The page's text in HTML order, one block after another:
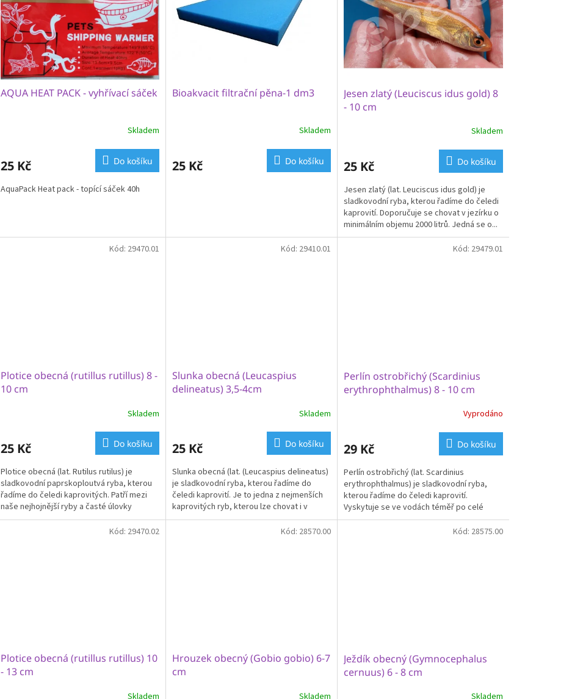
o
u
ů
p
u
AQUA HEAT PACK - vyhřívací sáček
Skladem
25 Kč Do košíku
AquaPack Heat pack - topící sáček 40h
Bioakvacit filtrační pěna-1 dm3
Skladem
25 Kč Do košíku
Jesen zlatý (Leuciscus idus gold) 8
- 10 cm
je
z
5
hvězdiček.
Skladem
25 Kč Do košíku
Jesen zlatý (lat. Leuciscus idus gold) je
sladkovodní ryba, kterou řadíme do čeledi
kaprovití. Doporučuje se chovat v jezírku o
minimálním objemu 2000 litrů. Jedná se o...
Plotice obecná (rutillus rutillus) 8 -
10 cm
Skladem
25 Kč Do košíku
Plotice obecná (lat. Rutilus rutilus) je
sladkovodní paprskoploutvá ryba, kterou
řadíme do čeledi kaprovitých. Patří mezi
naše nejhojnější ryby a časté úlovky
rybářů....
Kód: 29470.01
Slunka obecná (Leucaspius
delineatus) 3,5-4cm
je
z
5
hvězdiček.
Skladem
25 Kč Do košíku
Slunka obecná (lat. (Leucaspius delineatus)
je sladkovodní ryba, kterou řadíme do
čeledi kaprovití. Je to jedna z nejmenších
kaprovitých ryb, kterou lze chovat i v
akváriu....
Kód: 29410.01
Perlín ostrobřichý (Scardinius
erythrophthalmus) 8 - 10 cm
Vyprodáno
29 Kč Do košíku
Perlín ostrobřichý (lat. Scardinius
erythrophthalmus) je sladkovodní ryba,
kterou řadíme do čeledi kaprovití.
Vyskytuje se ve vodách téměř po celé
Evropě, včetně České...
Kód: 29479.01
Plotice obecná (rutillus rutillus) 10
- 13 cm
Skladem
Kód: 29470.02
Hrouzek obecný (Gobio gobio) 6-7
cm
Skladem
Kód: 28570.00
Ježdík obecný (Gymnocephalus
cernuus) 6 - 8 cm
Kód: 28575.00